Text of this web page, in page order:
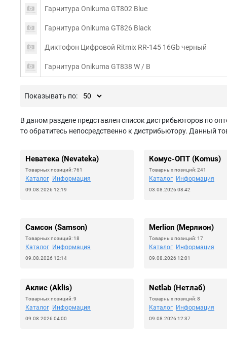
Гарнитура Onikuma GT802 Blue
Гарнитура Onikuma GT826 Black
Диктофон Цифровой Ritmix RR-145 16Gb черный
Гарнитура Onikuma GT838 W / B
Показывать по:
В даном разделе представлен список дистрибьюторов по
то обратитесь непосредственно к дистрибьютору. Данный
Неватека (Nevateka)
Товарных позиций: 761
Каталог Информация
09.08.2026 12:19
Комус-ОПТ (Komus)
Товарных позиций: 241
Каталог Информация
03.08.2026 08:42
Самсон (Samson)
Товарных позиций: 18
Каталог Информация
09.08.2026 12:14
Merlion (Мерлион)
Товарных позиций: 17
Каталог Информация
09.08.2026 12:01
Аклис (Aklis)
Товарных позиций: 9
Каталог Информация
09.08.2026 04:00
Netlab (Нетлаб)
Товарных позиций: 8
Каталог Информация
09.08.2026 12:37